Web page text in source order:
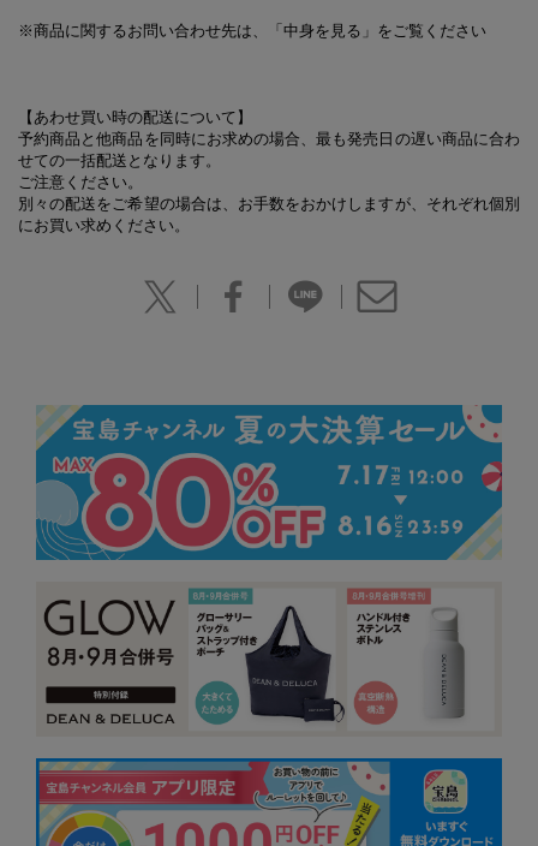
※商品に関するお問い合わせ先は、「中身を見る」をご覧ください
【あわせ買い時の配送について】
予約商品と他商品を同時にお求めの場合、最も発売日の遅い商品に合わ
せての一括配送となります。
ご注意ください。
別々の配送をご希望の場合は、お手数をおかけしますが、それぞれ個別
にお買い求めください。